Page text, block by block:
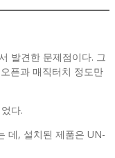
발견한 문제점이다. 그
픈과 매직터치 정도만
다.
데, 설치된 제품은 UN-